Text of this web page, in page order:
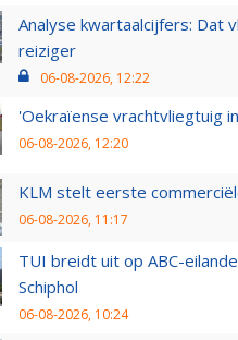
Analyse kwartaalcijfers: Dat
reiziger
06-08-2026, 12:22
'Oekraïense vrachtvliegtuig
06-08-2026, 12:20
KLM stelt eerste
06-08-2026, 11:17
TUI breidt uit op ABC-
Schiphol
06-08-2026, 10:24